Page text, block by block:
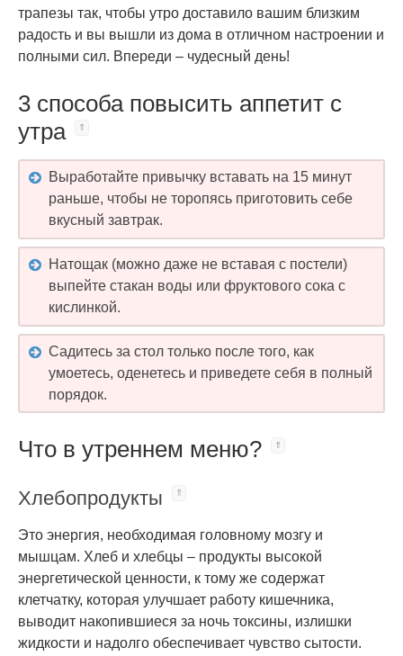
трапезы так, чтобы утро доставило вашим близким
радость и вы вышли из дома в отличном настроении и
полными сил. Впереди – чудесный день!
3 способа повысить аппетит с
утра
Выработайте привычку вставать на 15 минут
раньше, чтобы не торопясь приготовить себе
вкусный завтрак.
Натощак (можно даже не вставая с постели)
выпейте стакан воды или фруктового сока с
кислинкой.
Садитесь за стол только после того, как
умоетесь, оденетесь и приведете себя в полный
порядок.
Что в утреннем меню?
Хлебопродукты
Это энергия, необходимая головному мозгу и
мышцам. Хлеб и хлебцы – продукты высокой
энергетической ценности, к тому же содержат
клетчатку, которая улучшает работу кишечника,
выводит накопившиеся за ночь токсины, излишки
жидкости и надолго обеспечивает чувство сытости.